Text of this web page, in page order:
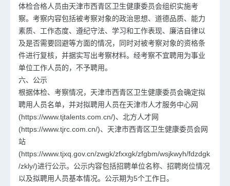
体检合格人员由天津市西青区卫生健康委员会组织实施考
察。考察内容包括被考察对象的政治思想、道德品质、能力
素质、工作态度、遵纪守法、学习和工作表现、廉洁自律以
及是否需要回避等方面的情况，同时对被考察对象的资格条
件进行复核，并据实写出考察材料。经考察不宜聘用为事业
单位工作人员的，不予聘用。
六、公示
根据体检、考察情况，天津市西青区卫生健康委员会确定拟
聘用人员名单，并对拟聘用人员在天津市人才服务中心网
(https://www.tjtalents.com.cn/)、北方人才网
(https://www.tjrc.com.cn/)、天津市西青区卫生健康委员会网
站
(https://www.tjxq.gov.cn/zwgk/zfxxgk/zfgbm/wsjkwyh/fdzdgk
/zkly/)进行公示。公示内容包括招聘单位名称、招聘岗位情况
以及拟聘用人员基本情况。公示期为5个工作日。